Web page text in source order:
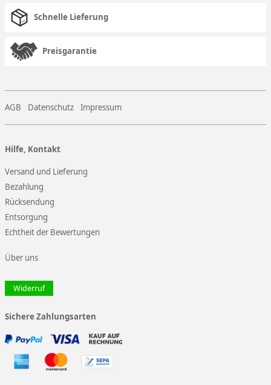
Schnelle Lieferung
Preisgarantie
AGB Datenschutz Impressum
Hilfe, Kontakt
Versand und Lieferung
Bezahlung
Rücksendung
Entsorgung
Echtheit der Bewertungen
Über uns
Widerruf
Sichere Zahlungsarten